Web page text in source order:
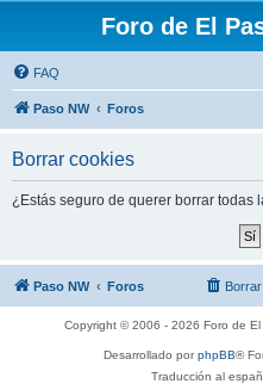
Foro de El
FAQ
Paso NW Foros
Borrar cookies
¿Estás seguro de querer borrar todas
Paso NW Foros
Copyright © 2006 - 2026 Foro de El
Desarrollado porphpBB®
Traducción al